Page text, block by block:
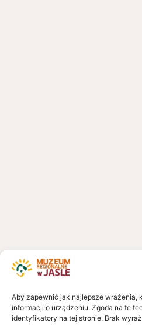
Aby zapewnić jak najlepsze wrażenia,
informacji o urządzeniu. Zgoda na te
identyfikatory na tej stronie. Brak